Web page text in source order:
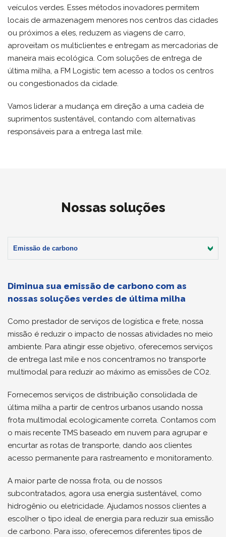
veículos verdes. Esses métodos inovadores permitem
locais de armazenagem menores nos centros das cidades
ou próximos a eles, reduzem as viagens de carro,
aproveitam os multiclientes e entregam as mercadorias de
maneira mais ecológica. Com soluções de entrega de
última milha, a FM Logistic tem acesso a todos os centros
ou congestionados da cidade.
Vamos liderar a mudança em direção a uma cadeia de
suprimentos sustentável, contando com alternativas
responsáveis ​​para a entrega last mile.
Nossas soluções
Emissão de carbono
Diminua sua emissão de carbono com as
nossas soluções verdes de última milha
Como prestador de serviços de logística e frete, nossa
missão é reduzir o impacto de nossas atividades no meio
ambiente. Para atingir esse objetivo, oferecemos serviços
de entrega last mile e nos concentramos no transporte
multimodal para reduzir ao máximo as emissões de CO2.
Fornecemos serviços de distribuição consolidada de
última milha a partir de centros urbanos usando nossa
frota multimodal ecologicamente correta. Contamos com
o mais recente TMS baseado em nuvem para agrupar e
encurtar as rotas de transporte, dando aos clientes
acesso permanente para rastreamento e monitoramento.
A maior parte de nossa frota, ou de nossos
subcontratados, agora usa energia sustentável, como
hidrogênio ou eletricidade. Ajudamos nossos clientes a
escolher o tipo ideal de energia para reduzir sua emissão
de carbono. Para isso, oferecemos diferentes tipos de